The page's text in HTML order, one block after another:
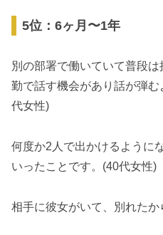
5位：6ヶ月〜1年
別の部署で働いていて普段
勤で話す機会があり話が弾
代女性)
何度か2人で出かけるように
いったことです。(40代女性)
相手に彼女がいて、別れたか